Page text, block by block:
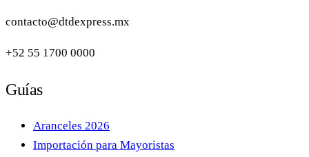
contacto@dtdexpress.mx
+52 55 1700 0000
Guías
Aranceles 2026
Importación para Mayoristas